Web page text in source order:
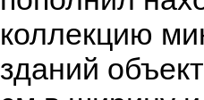
коллекцию
зданий